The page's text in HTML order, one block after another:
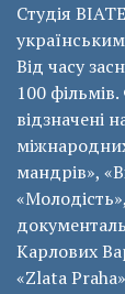
Студія
Від часу
100
відзначені
мандрів»,
Карлових
«Zlata